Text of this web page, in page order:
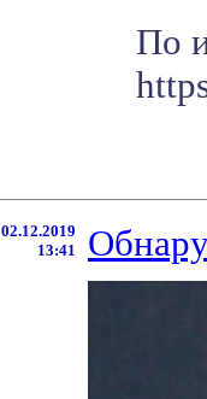
По
02.12.2019
13:41